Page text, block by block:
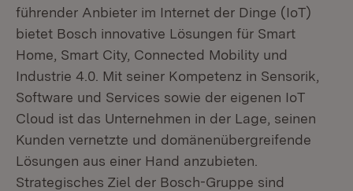
führender Anbieter im Internet der Dinge (IoT)
bietet Bosch innovative Lösungen für Smart
Home, Smart City, Connected Mobility und
Industrie 4.0. Mit seiner Kompetenz in Sensorik,
Software und Services sowie der eigenen IoT
Cloud ist das Unternehmen in der Lage, seinen
Kunden vernetzte und domänenübergreifende
Lösungen aus einer Hand anzubieten.
Strategisches Ziel der Bosch-Gruppe sind